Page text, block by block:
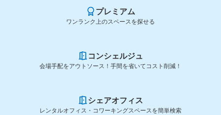
プレミアム
ワンランク上のスペースを探せる
コンシェルジュ
会場手配をアウトソース！手間を省いてコスト削減！
シェアオフィス
レンタルオフィス・コワーキングスペースを簡単検索